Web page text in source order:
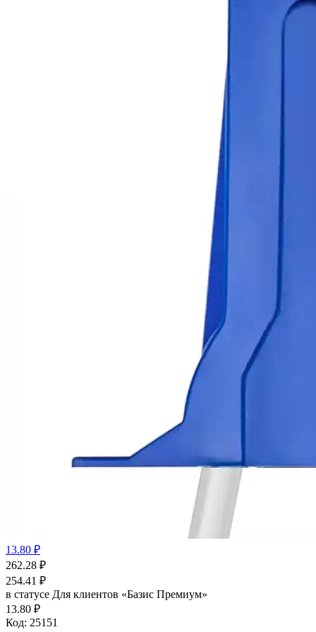
13.80 ₽
262.28 ₽
254.41 ₽
в статусе Для клиентов «Базис Премиум»
13.80 ₽
Код: 25151